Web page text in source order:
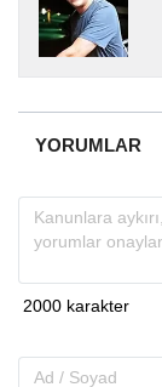
YORUMLAR